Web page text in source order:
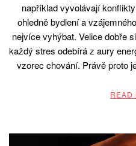
například vyvolávají
ohledně bydlení a
nejvíce vyhýbat. Velice dobře
každý stres odebírá z aury
vzorec chování. Právě proto
READ